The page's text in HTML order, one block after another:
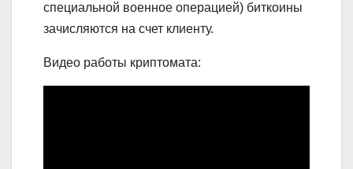
специальной военное операцией) биткоины
зачисляются на счет клиенту.
Видео работы криптомата: